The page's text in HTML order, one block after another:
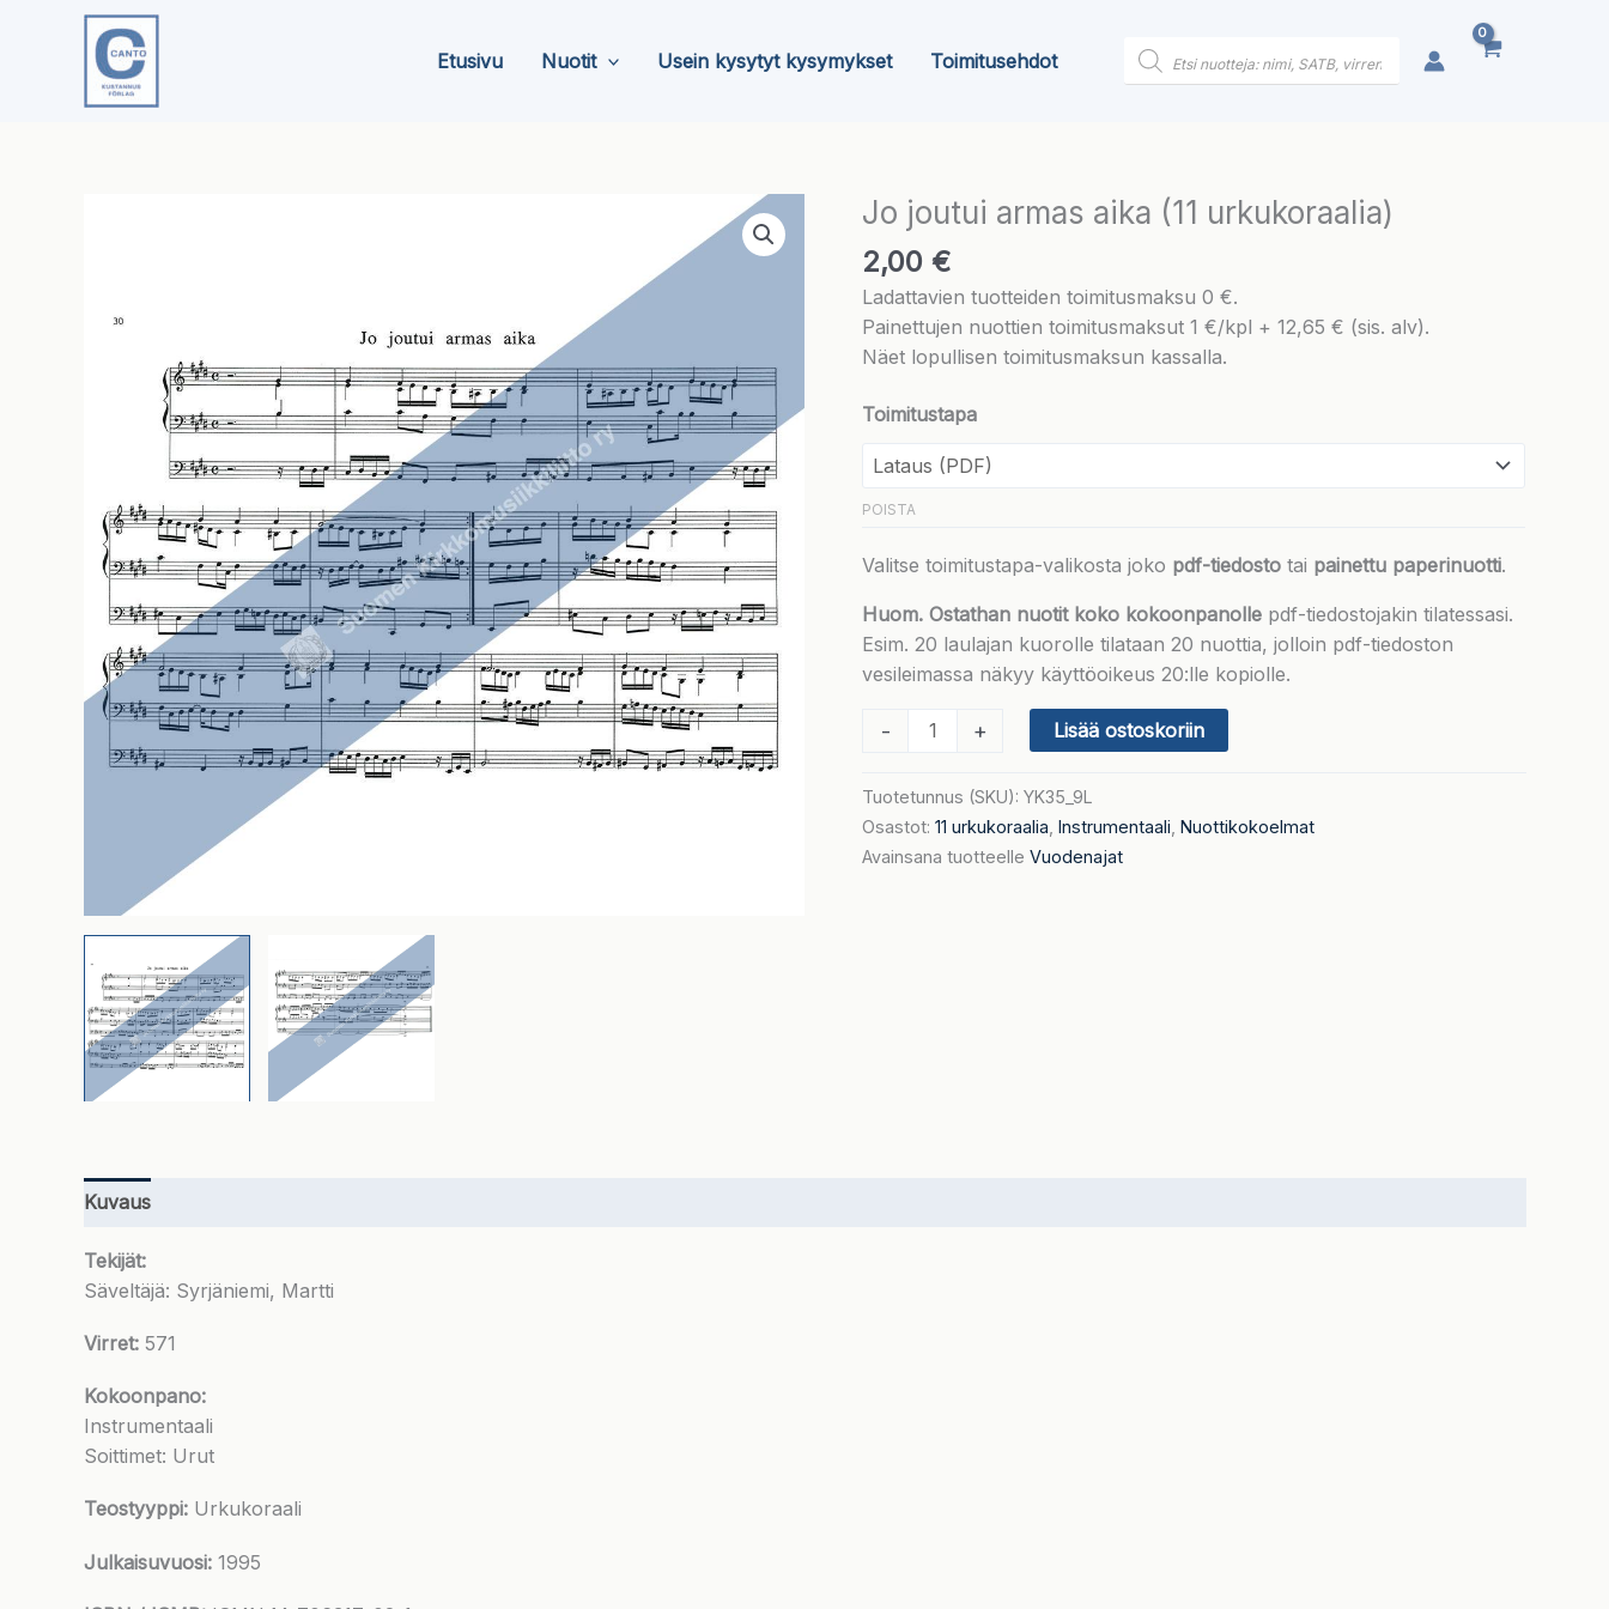
Etusivu Nuotit Usein kysytyt kysymykset Toimitusehdot
Products
search
Jo joutui armas aika (11 urkukoraalia)
2,00€
Ladattavien tuotteiden toimitusmaksu 0 €.
Painettujen nuottien toimitusmaksut 1 €/kpl + 12,65 € (sis. alv).
Näet lopullisen toimitusmaksun kassalla.
Toimitustapa
POISTA
Valitse toimitustapa-valikosta joko pdf-tiedosto tai painettu paperinuotti.
Huom. Ostathan nuotit koko kokoonpanolle pdf-tiedostojakin tilatessasi.
Esim. 20 laulajan kuorolle tilataan 20 nuottia, jolloin pdf-tiedoston
vesileimassa näkyy käyttöoikeus 20:lle kopiolle.
- + Lisää ostoskoriin
Tuotetunnus (SKU):YK35_9L
Osastot:11 urkukoraalia ,Instrumentaali ,Nuottikokoelmat
Avainsana tuotteelleVuodenajat
Kuvaus
Tekijät:
Säveltäjä: Syrjäniemi, Martti
Virret:571
Kokoonpano:
Instrumentaali
Soittimet: Urut
Teostyyppi:Urkukoraali
Julkaisuvuosi:1995